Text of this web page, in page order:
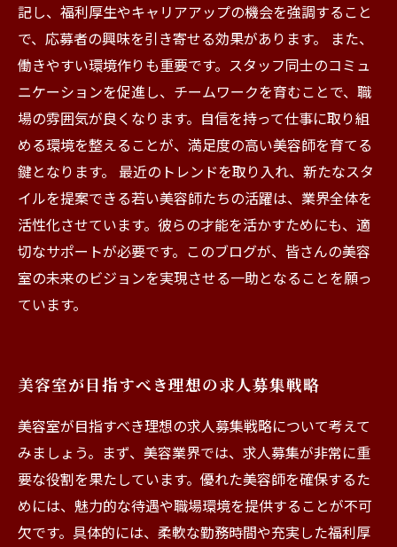
記し、福利厚生やキャリアアップの機会を強調すること
で、応募者の興味を引き寄せる効果があります。 また、
働きやすい環境作りも重要です。スタッフ同士のコミュ
ニケーションを促進し、チームワークを育むことで、職
場の雰囲気が良くなります。自信を持って仕事に取り組
める環境を整えることが、満足度の高い美容師を育てる
鍵となります。 最近のトレンドを取り入れ、新たなスタ
イルを提案できる若い美容師たちの活躍は、業界全体を
活性化させています。彼らの才能を活かすためにも、適
切なサポートが必要です。このブログが、皆さんの美容
室の未来のビジョンを実現させる一助となることを願っ
ています。
美容室が目指すべき理想の求人募集戦略
美容室が目指すべき理想の求人募集戦略について考えて
みましょう。まず、美容業界では、求人募集が非常に重
要な役割を果たしています。優れた美容師を確保するた
めには、魅力的な待遇や職場環境を提供することが不可
欠です。具体的には、柔軟な勤務時間や充実した福利厚